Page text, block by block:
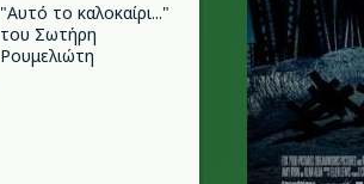
"Αυτό το καλοκαίρι..."
του Σωτήρη
Ρουμελιώτη